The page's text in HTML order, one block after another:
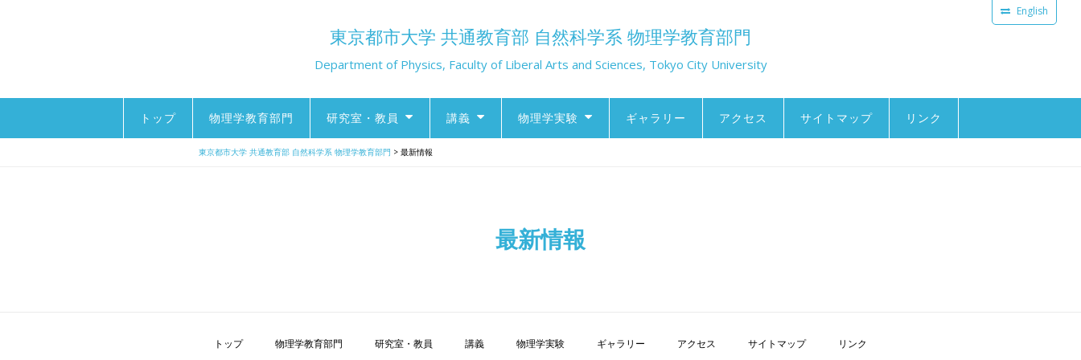
東京都市大学 共通教育部 自然科学系 物理学教育部門
Department of Physics, Faculty of Liberal Arts and Sciences, Tokyo City University
トップ 物理学教育部門 研究室・教員 講義 物理学実験 ギャラリー アクセス サイトマップ リンク
English
東京都市大学 共通教育部 自然科学系 物理学教育部門 > 最新情報
最新情報
トップ 物理学教育部門 研究室・教員 講義 物理学実験 ギャラリー アクセス サイトマップ リンク